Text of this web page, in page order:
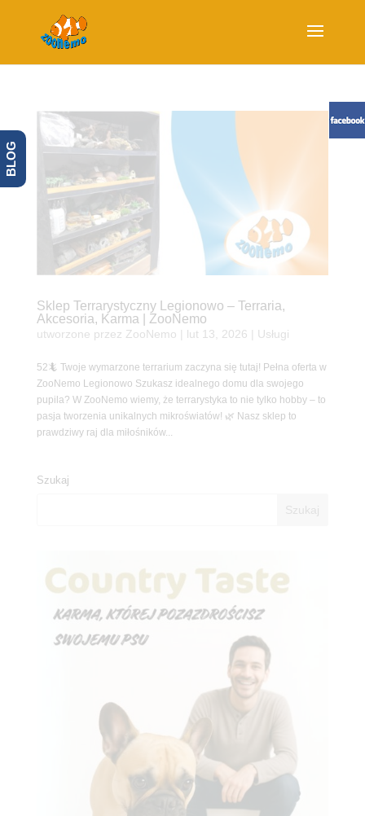
Sklep Terrarystyczny Legionowo – Terraria,
Akcesoria, Karma | ZooNemo
utworzone przez ZooNemo lut 13, 2026 Usługi
52🦎 Twoje wymarzone terrarium zaczyna się tutaj! Pełna oferta w
ZooNemo Legionowo Szukasz idealnego domu dla swojego
pupila? W ZooNemo wiemy, że terrarystyka to nie tylko hobby – to
pasja tworzenia unikalnych mikroświatów! 🌿 Nasz sklep to
prawdziwy raj dla miłośników...
Szukaj
BLOG